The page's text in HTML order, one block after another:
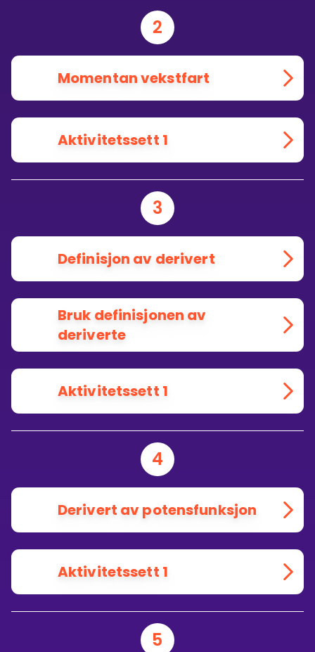
2
Momentan vekstfart
Aktivitetssett 1
3
Definisjon av derivert
Bruk definisjonen av
deriverte
Aktivitetssett 1
4
Derivert av potensfunksjon
Aktivitetssett 1
5